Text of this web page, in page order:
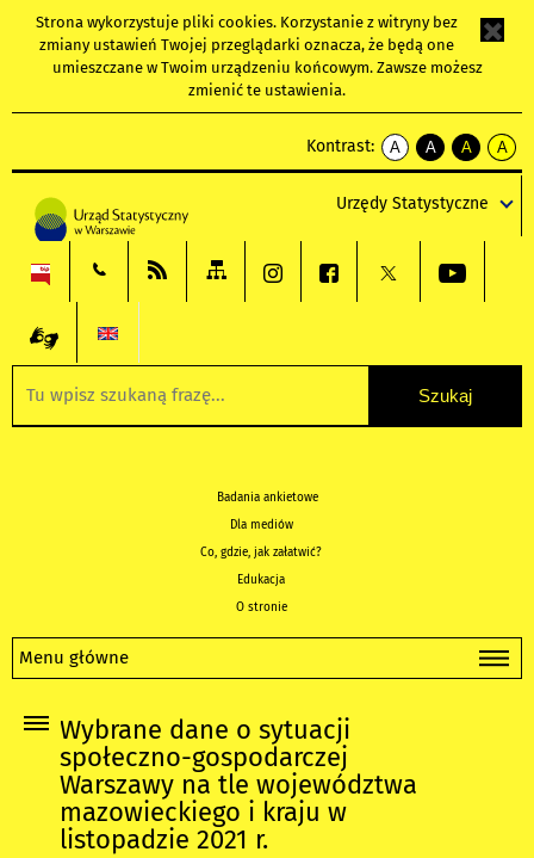
Strona wykorzystuje pliki cookies. Korzystanie z witryny bez
zmiany ustawień Twojej przeglądarki oznacza, że będą one
umieszczane w Twoim urządzeniu końcowym. Zawsze możesz
zmienić te ustawienia.
Kontrast:
A
kontrast
A
kontrast
tekst
czarnym
A
kontrast
tekst
czarnym
A
tekst
żółtym
Urzędy Statystyczne
Badania ankietowe
Dla mediów
Co, gdzie, jak załatwić?
Edukacja
O stronie
Menu główne
Wybrane dane o sytuacji
społeczno-gospodarczej
Warszawy na tle województwa
mazowieckiego i kraju w
listopadzie 2021 r.